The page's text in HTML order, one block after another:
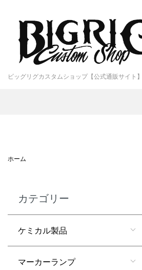
ビッグリグカスタムショップ【公式通販サイト】
ホーム
カテゴリー
ケミカル製品
マーカーランプ